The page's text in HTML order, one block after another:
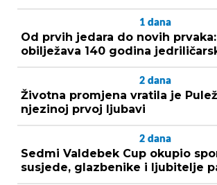
1 dana
Od prvih jedara do novih
obilježava 140 godina
2 dana
Životna promjena vratila je
njezinoj prvoj ljubavi
2 dana
Sedmi Valdebek Cup okupio
susjede, glazbenike i ljubitelje